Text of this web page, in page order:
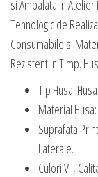
si Ambalata in
Tehnologic de
Consumabile si
Rezistent in Timp.
Tip Husa:
Material
Suprafata
Laterale.
Culori Vii,